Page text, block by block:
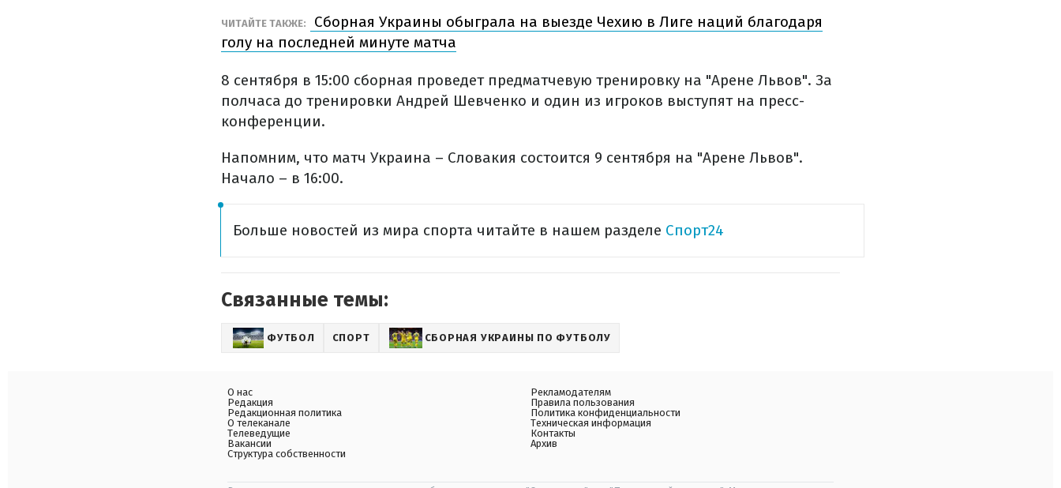
ЧИТАЙТЕ ТАКЖЕ:
Сборная Украины обыграла на выезде Чехию в Лиге наций благодаря
голу на последней минуте матча
8 сентября в 15:00 сборная проведет предматчевую тренировку на "Арене Львов". За
полчаса до тренировки Андрей Шевченко и один из игроков выступят на пресс-
конференции.
Напомним, что матч Украина – Словакия состоится 9 сентября на "Арене Львов".
Начало – в 16:00.
Больше новостей из мира спорта читайте в нашем разделе Спорт24
Связанные темы:
ФУТБОЛ СПОРТ СБОРНАЯ УКРАИНЫ ПО ФУТБОЛУ
О нас
Редакция
Редакционная политика
О телеканале
Телеведущие
Вакансии
Структура собственности
Рекламодателям
Правила пользования
Политика конфиденциальности
Техническая информация
Контакты
Архив